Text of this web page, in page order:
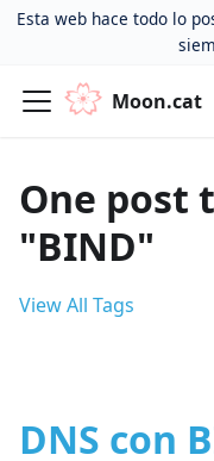
Esta web hace todo lo
Moon.cat
One post
"BIND"
View All Tags
DNS con